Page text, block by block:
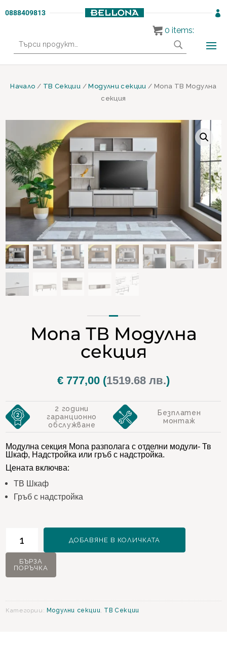
0888409813 
за:
Начало / ТВ Секции /Модулни секции / Mona ТВ Модулна
секция
Mona ТВ Модулна
секция
€ 777,00 (1519.68 лв.)
2 години
гаранционно
обслужване
Безплатен
монтаж
Модулна секция Mona разполага с отделни модули- Тв
Шкаф, Надстройка или гръб с надстройка.
Цената включва:
ТВ Шкаф
Гръб с надстройка
Mona
ТВ
ДОБАВЯНЕ В КОЛИЧКАТА
БЪРЗА
ПОРЪЧКА
Категории: Модулни секции, ТВ Секции
0 items: